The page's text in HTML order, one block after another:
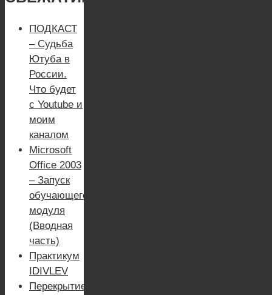
ПОДКАСТ
– Судьба
Ютуба в
России.
Что будет
с Youtube и
моим
каналом
Microsoft
Office 2003
– Запуск
обучающего
модуля
(Вводная
часть)
Практикум
IDIVLEV
Перекрытие